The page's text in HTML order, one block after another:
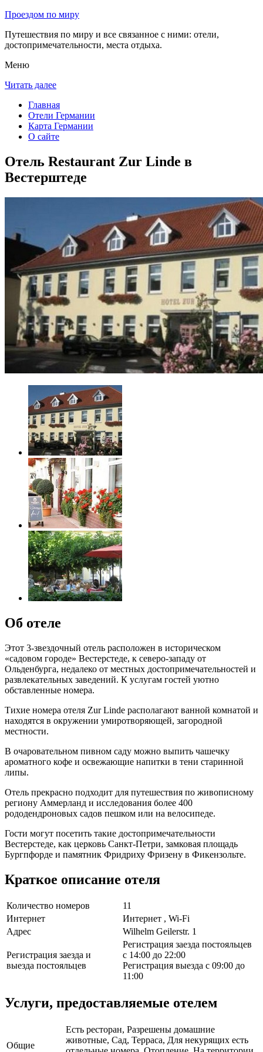
Проездом по миру
Путешествия по миру и все связанное с ними: отели,
достопримечательности, места отдыха.
Меню
Читать далее
Главная
Отели Германии
Карта Германии
О сайте
Отель Restaurant Zur Linde в
Вестерштеде
Об отеле
Этот 3-звездочный отель расположен в историческом
«садовом городе» Вестерстеде, к северо-западу от
Ольденбурга, недалеко от местных достопримечательностей и
развлекательных заведений. К услугам гостей уютно
обставленные номера.
Тихие номера отеля Zur Linde располагают ванной комнатой и
находятся в окружении умиротворяющей, загородной
местности.
В очаровательном пивном саду можно выпить чашечку
ароматного кофе и освежающие напитки в тени старинной
липы.
Отель прекрасно подходит для путешествия по живописному
региону Аммерланд и исследования более 400
рододендроновых садов пешком или на велосипеде.
Гости могут посетить такие достопримечательности
Вестерстеде, как церковь Санкт-Петри, замковая площадь
Бургпфорде и памятник Фридриху Фризену в Фикензольте.
Краткое описание отеля
Количество номеров
11
Интернет
Интернет , Wi-Fi
Адрес
Wilhelm Geilerstr. 1
Регистрация заезда и
выезда постояльцев
Регистрация заезда постояльцев
с 14:00 до 22:00
Регистрация выезда с 09:00 до
11:00
Услуги, предоставляемые отелем
Общие
Есть ресторан, Разрешены домашние
животные, Сад, Терраса, Для некурящих есть